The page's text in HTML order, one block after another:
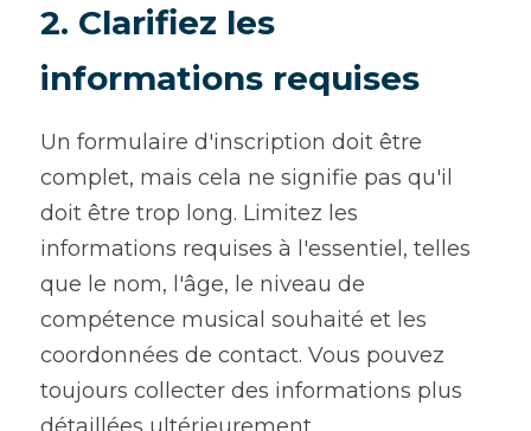
2. Clarifiez les
informations requises
Un formulaire d'inscription doit être
complet, mais cela ne signifie pas qu'il
doit être trop long. Limitez les
informations requises à l'essentiel, telles
que le nom, l'âge, le niveau de
compétence musical souhaité et les
coordonnées de contact. Vous pouvez
toujours collecter des informations plus